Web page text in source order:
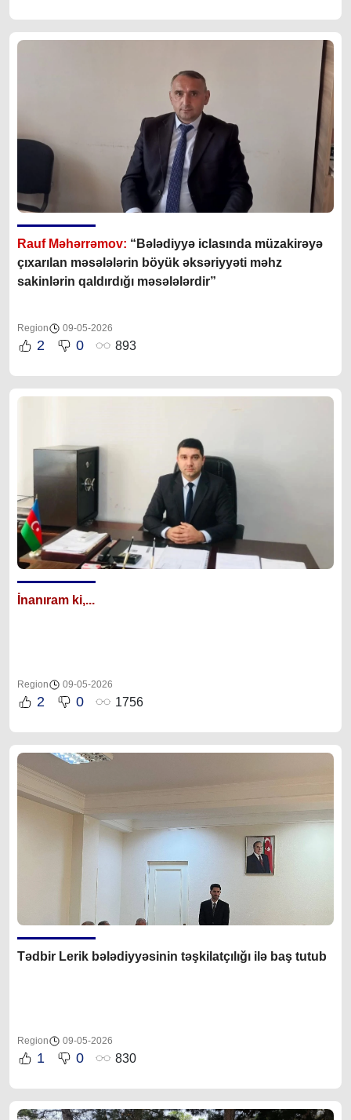
Rauf Məhərrəmov: “Bələdiyyə iclasında müzakirəyə
çıxarılan məsələlərin böyük əksəriyyəti məhz
sakinlərin qaldırdığı məsələlərdir”
Region 09-05-2026
2 0 893
İnanıram ki,...
Region 09-05-2026
2 0 1756
Tədbir Lerik bələdiyyəsinin təşkilatçılığı ilə baş tutub
Region 09-05-2026
1 0 830